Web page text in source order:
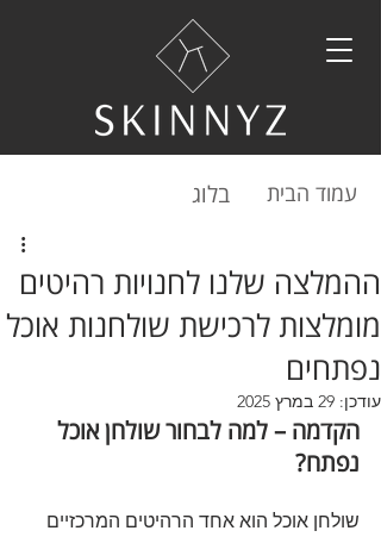
בלוג עמוד הבית​
ההמלצה שלנו לחנויות רהיטים
מומלצות לרכישת שולחנות אוכל
נפתחים
עודכן: 29 במרץ 2025
הקדמה – למה לבחור שולחן אוכל
נפתח?
שולחן אוכל הוא אחד הרהיטים המרכזיים